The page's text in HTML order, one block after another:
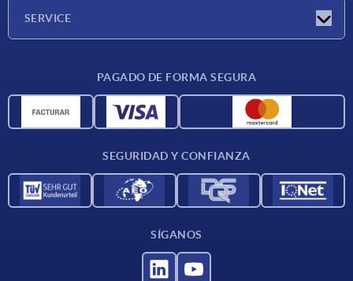
SERVICE
Materiales
PAGADO DE FORMA SEGURA
SEGURIDAD Y CONFIANZA
SÍGANOS